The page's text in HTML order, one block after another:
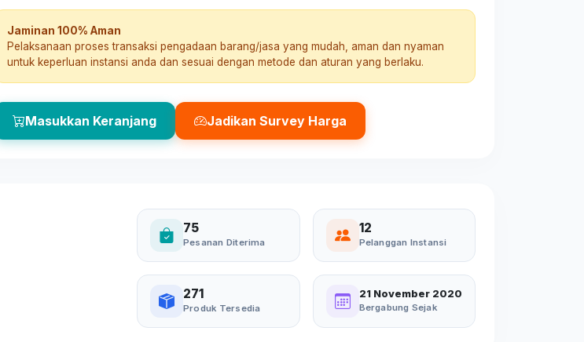
Jaminan 100% Aman
Pelaksanaan proses transaksi pengadaan barang/jasa yang mudah, aman dan nyaman
untuk keperluan instansi anda dan sesuai dengan metode dan aturan yang berlaku.
Masukkan Keranjang Jadikan Survey Harga
75
Pesanan Diterima
12
Pelanggan Instansi
271
Produk Tersedia
21 November 2020
Bergabung Sejak